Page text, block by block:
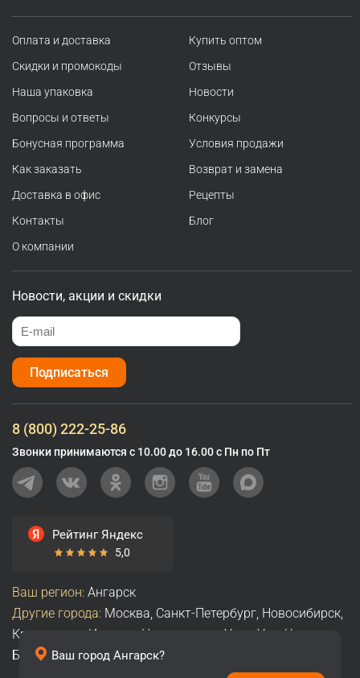
Оплата и доставка
Скидки и промокоды
Наша упаковка
Вопросы и ответы
Бонусная программа
Как заказать
Доставка в офис
Контакты
О компании
Купить оптом
Отзывы
Новости
Конкурсы
Условия продажи
Возврат и замена
Рецепты
Блог
Новости, акции и скидки
Подписаться
8 (800) 222-25-86
Звонки принимаются с 10.00 до 16.00 с Пн по Пт
Рейтинг Яндекс
5,0
Ваш регион: Ангарск
Другие города: Москва, Санкт-Петербург, Новосибирск,
Красноярск
Иркутск Новокузнецк Улан-Удэ Чита
Братск,Абакан,Все города
Ваш город Ангарск?